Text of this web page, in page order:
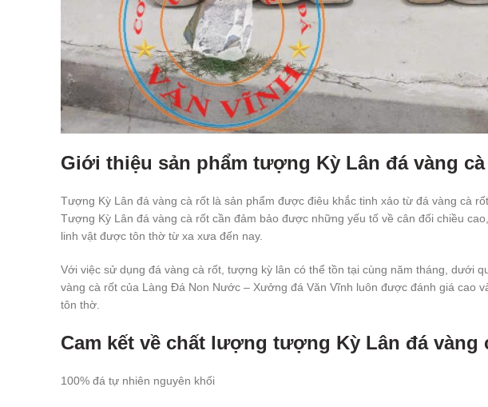
Giới thiệu sản phẩm tượng Kỳ Lân đá vàng
Tượng Kỳ Lân đá vàng cà rốt là sản phẩm được điêu khắc tinh xảo từ đá vàng cà
Tượng Kỳ Lân đá vàng cà rốt cần đảm bảo được những yếu tố về cân đối chiều
linh vật được tôn thờ từ xa xưa đến nay.
Với việc sử dụng đá vàng cà rốt, tượng kỳ lân có thể tồn tại cùng năm tháng, dưới
vàng cà rốt của Làng Đá Non Nước – Xưởng đá Văn Vĩnh luôn được đánh giá cao
tôn thờ.
Cam kết về chất lượng tượng Kỳ Lân đá vàng
100% đá tự nhiên nguyên khối